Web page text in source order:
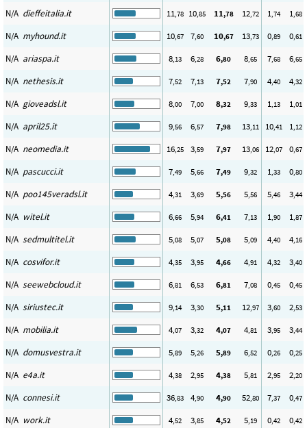
N/A dieffeitalia.it 11,78 10,85 11,78 12,72 1,74 1,68
N/A myhound.it 10,67 7,60 10,67 13,73 0,89 0,61
N/A ariaspa.it 8,13 6,28 6,80 8,65 7,68 6,65
N/A nethesis.it 7,52 7,13 7,52 7,90 4,40 4,32
N/A gioveadsl.it 8,00 7,00 8,32 9,33 1,13 1,01
N/A april25.it 9,56 6,57 7,98 13,11 10,41 1,12
N/A neomedia.it 16,25 3,59 7,97 13,06 12,07 0,67
N/A pascucci.it 7,49 5,66 7,49 9,32 1,33 0,80
N/A poo145veradsl.it 4,31 3,69 5,56 5,56 5,46 3,44
N/A witel.it 6,66 5,94 6,41 7,13 1,90 1,87
N/A sedmultitel.it 5,08 5,07 5,08 5,09 4,40 4,16
N/A cosvifor.it 4,35 3,95 4,66 4,91 4,32 3,40
N/A seewebcloud.it 6,81 6,53 6,81 7,08 0,45 0,45
N/A siriustec.it 9,14 3,30 5,11 12,97 3,60 2,53
N/A mobilia.it 4,07 3,32 4,07 4,81 3,95 3,44
N/A domusvestra.it 5,89 5,26 5,89 6,52 0,26 0,25
N/A e4a.it 4,38 2,95 4,38 5,81 2,95 2,20
N/A connesi.it 36,83 4,90 4,90 52,80 7,37 0,47
N/A work.it 4,52 3,85 4,52 5,19 0,42 0,42